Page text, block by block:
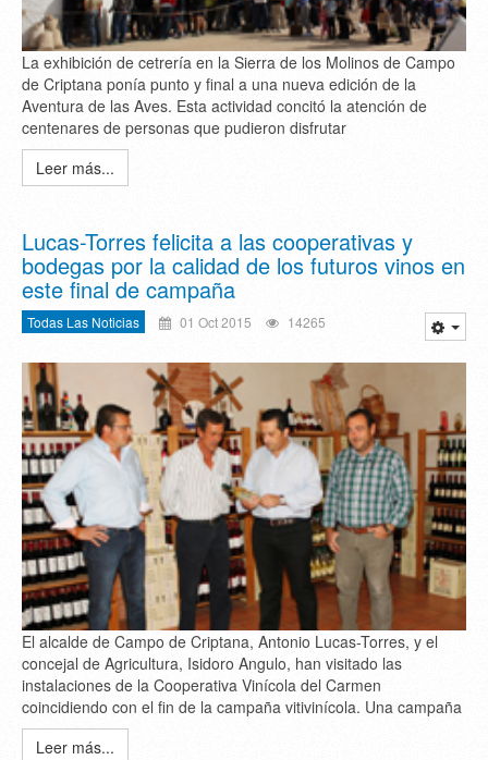
La exhibición de cetrería en la Sierra de los Molinos de Campo
de Criptana ponía punto y final a una nueva edición de la
Aventura de las Aves. Esta actividad concitó la atención de
centenares de personas que pudieron disfrutar
Leer más...
Lucas-Torres felicita a las cooperativas y
bodegas por la calidad de los futuros vinos en
este final de campaña
Todas Las Noticias 01 Oct 2015 14265
El alcalde de Campo de Criptana, Antonio Lucas-Torres, y el
concejal de Agricultura, Isidoro Angulo, han visitado las
instalaciones de la Cooperativa Vinícola del Carmen
coincidiendo con el fin de la campaña vitivinícola. Una campaña
Leer más...